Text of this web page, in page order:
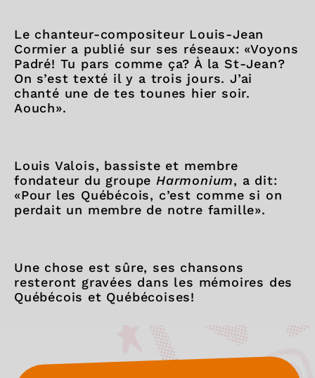
Le chanteur-compositeur Louis-Jean
Cormier a publié sur ses réseaux: «Voyons
Padré! Tu pars comme ça? À la St-Jean?
On s’est texté il y a trois jours. J’ai
chanté une de tes tounes hier soir.
Aouch».
Louis Valois, bassiste et membre
fondateur du groupe Harmonium, a dit:
«Pour les Québécois, c’est comme si on
perdait un membre de notre famille».
Une chose est sûre, ses chansons
resteront gravées dans les mémoires des
Québécois et Québécoises!